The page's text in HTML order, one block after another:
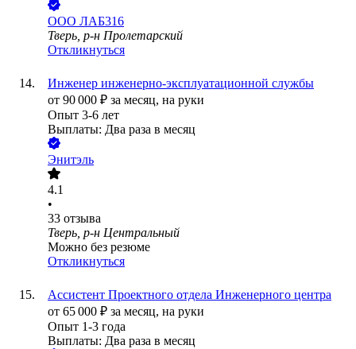
ООО ЛАБ316
Тверь, р-н Пролетарский
Откликнуться
Инженер инженерно-эксплуатационной службы
от 90 000 ₽ за месяц, на руки
Опыт 3-6 лет
Выплаты: Два раза в месяц
Энитэль
4.1
•
33 отзыва
Тверь, р-н Центральный
Можно без резюме
Откликнуться
Ассистент Проектного отдела Инженерного центра
от 65 000 ₽ за месяц, на руки
Опыт 1-3 года
Выплаты: Два раза в месяц